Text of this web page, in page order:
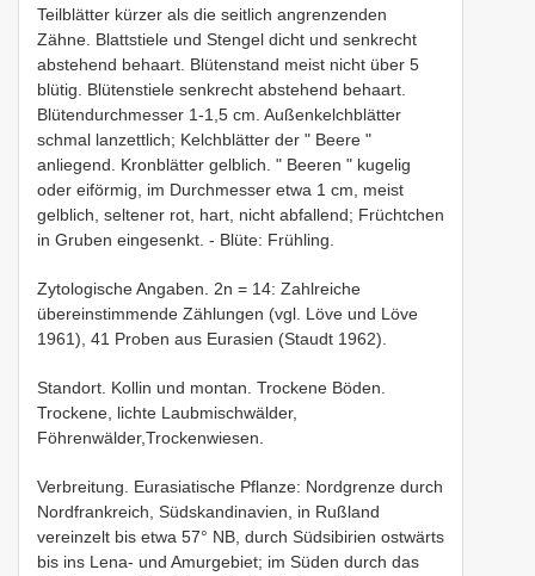
Teilblätter kürzer als die seitlich angrenzenden
Zähne. Blattstiele und Stengel dicht und senkrecht
abstehend behaart. Blütenstand meist nicht über 5
blütig. Blütenstiele senkrecht abstehend behaart.
Blütendurchmesser 1-1,5 cm. Außenkelchblätter
schmal lanzettlich; Kelchblätter der " Beere "
anliegend. Kronblätter gelblich. " Beeren " kugelig
oder eiförmig, im Durchmesser etwa 1 cm, meist
gelblich, seltener rot, hart, nicht abfallend; Früchtchen
in Gruben eingesenkt. - Blüte: Frühling.
Zytologische Angaben. 2n = 14: Zahlreiche
übereinstimmende Zählungen (vgl. Löve und Löve
1961), 41 Proben aus Eurasien (Staudt 1962).
Standort. Kollin und montan. Trockene Böden.
Trockene, lichte Laubmischwälder,
Föhrenwälder,Trockenwiesen.
Verbreitung. Eurasiatische Pflanze: Nordgrenze durch
Nordfrankreich, Südskandinavien, in Rußland
vereinzelt bis etwa 57° NB, durch Südsibirien ostwärts
bis ins Lena- und Amurgebiet; im Süden durch das